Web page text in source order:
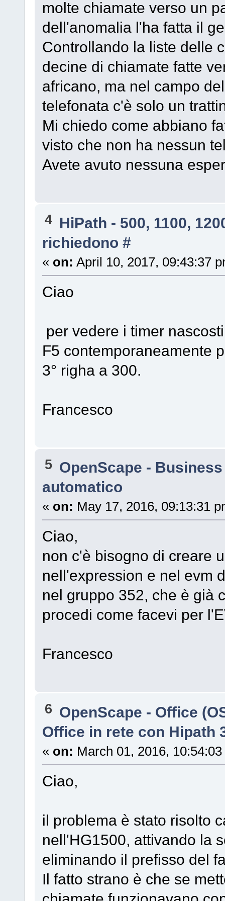
molte chiamate verso un
dell'anomalia l'ha fatta il
Controllando la liste delle
decine di chiamate fatte
africano, ma nel campo
telefonata c'è solo un
Mi chiedo come abbiano
visto che non ha nessun
Avete avuto nessuna
4 HiPath - 500, 1100,
richiedono #
« on: April 10, 2017, 09:43:37
Ciao
per vedere i timer
F5 contemporaneamente
3° righa a 300.
Francesco
5 OpenScape - Business
automatico
« on: May 17, 2016, 09:13:31
Ciao,
non c'è bisogno di creare
nell'expression e nel evm
nel gruppo 352, che è già
procedi come facevi per
Francesco
6 OpenScape - Office
Office in rete con Hipath
« on: March 01, 2016,
Ciao,
il problema è stato risolto
nell'HG1500, attivando la
eliminando il prefisso del
Il fatto strano è che se